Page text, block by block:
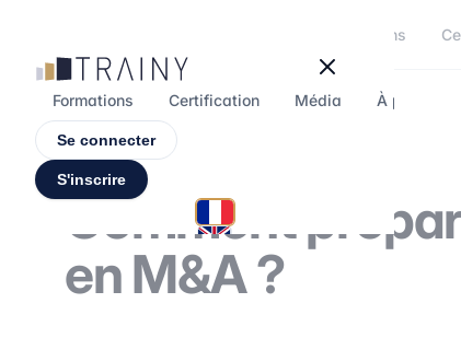
Formations
Formations Certification Média À propos
Se connecter
S'inscrire
Comment
en M&A ?